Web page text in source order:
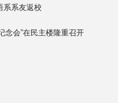
系系友返校
会”在民主楼隆重召开